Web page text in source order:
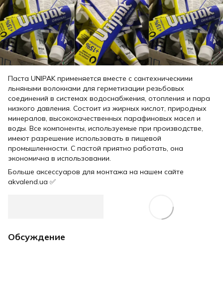
Паста UNIPAK применяется вместе с сантехническими
льняными волокнами для герметизации резьбовых
соединений в системах водоснабжения, отопления и пара
низкого давления. Состоит из жирных кислот, природных
минералов, высококачественных парафиновых масел и
воды. Все компоненты, используемые при производстве,
имеют разрешение использовать в пищевой
промышленности. С пастой приятно работать, она
экономична в использовании.
Больше аксессуаров для монтажа на нашем сайте
akvalend.ua ✅
Обсуждение